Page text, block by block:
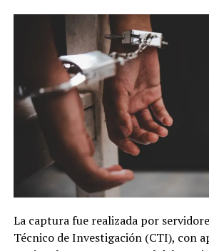
La captura fue realizada por
Técnico de Investigación (CTI), con